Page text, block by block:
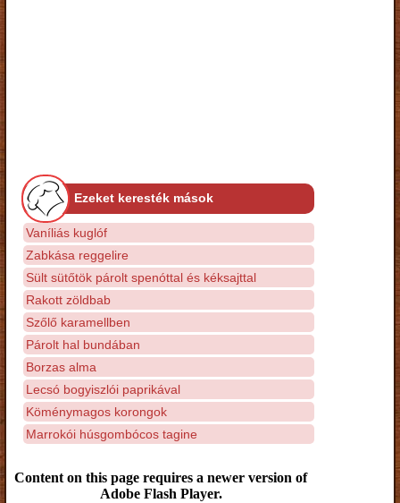
Ezeket keresték mások
Vaníliás kuglóf
Zabkása reggelire
Sült sütőtök párolt spenóttal és kéksajttal
Rakott zöldbab
Szőlő karamellben
Párolt hal bundában
Borzas alma
Lecsó bogyiszlói paprikával
Köménymagos korongok
Marrokói húsgombócos tagine
Content on this page requires a newer version of
Adobe Flash Player.